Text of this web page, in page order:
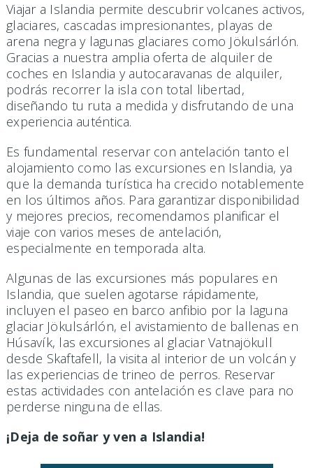
Viajar a Islandia permite descubrir volcanes activos,
glaciares, cascadas impresionantes, playas de
arena negra y lagunas glaciares como Jökulsárlón.
Gracias a nuestra amplia oferta de alquiler de
coches en Islandia y autocaravanas de alquiler,
podrás recorrer la isla con total libertad,
diseñando tu ruta a medida y disfrutando de una
experiencia auténtica.
Es fundamental reservar con antelación tanto el
alojamiento como las excursiones en Islandia, ya
que la demanda turística ha crecido notablemente
en los últimos años. Para garantizar disponibilidad
y mejores precios, recomendamos planificar el
viaje con varios meses de antelación,
especialmente en temporada alta.
Algunas de las excursiones más populares en
Islandia, que suelen agotarse rápidamente,
incluyen el paseo en barco anfibio por la laguna
glaciar Jökulsárlón, el avistamiento de ballenas en
Húsavík, las excursiones al glaciar Vatnajökull
desde Skaftafell, la visita al interior de un volcán y
las experiencias de trineo de perros. Reservar
estas actividades con antelación es clave para no
perderse ninguna de ellas.
¡Deja de soñar y ven a Islandia!